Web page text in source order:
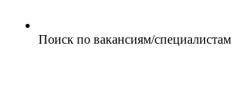
Поиск по вакансиям/специалистам